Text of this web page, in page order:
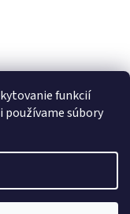
funkcií
používame súbory
práva vyhradené.